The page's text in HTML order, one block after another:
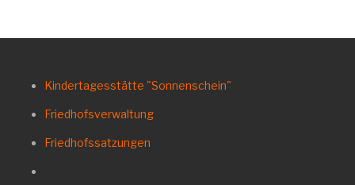
Kindertagesstätte "Sonnenschein"
Friedhofsverwaltung
Friedhofssatzungen